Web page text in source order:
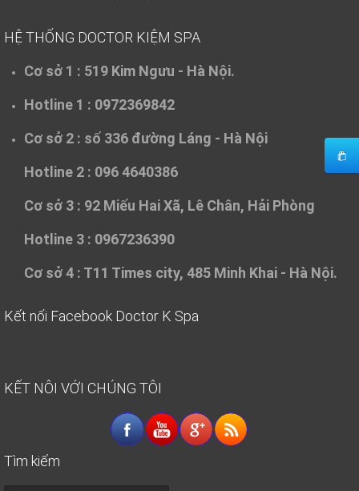
HỆ THỐNG DOCTOR KIỆM SPA
Cơ sở 1 : 519 Kim Ngưu - Hà Nội.
Hotline 1 : 0972369842
Cơ sở 2 : số 336 đường Láng - Hà Nội
Hotline 2 : 096 4640386
Cơ sở 3 : 92 Miếu Hai Xã, Lê Chân, Hải Phòng
Hotline 3 : 0967236390
Cơ sở 4 : T11 Times city, 485 Minh Khai - Hà Nội.
Kết nối Facebook Doctor K Spa
KẾT NÔI VỚI CHÚNG TÔI
Tìm kiếm